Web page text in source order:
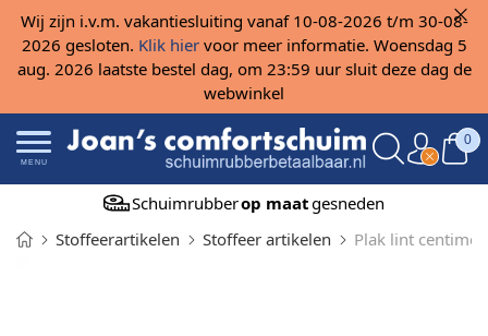
Wij zijn i.v.m. vakantiesluiting vanaf 10-08-2026 t/m 30-08-
2026 gesloten. Klik hiervoor meer informatie. Woensdag 5
aug. 2026 laatste bestel dag, om 23:59 uur sluit deze dag de
webwinkel
MENU
0
Schuimrubberop maatgesneden
Stoffeerartikelen
Stoffeer artikelen Plak lint